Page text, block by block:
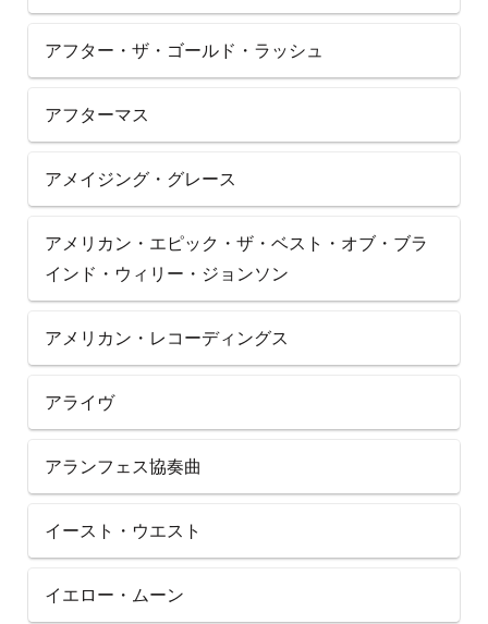
アフター・ザ・ゴールド・ラッシュ
アフターマス
アメイジング・グレース
アメリカン・エピック・ザ・ベスト・オブ・ブラ
インド・ウィリー・ジョンソン
アメリカン・レコーディングス
アライヴ
アランフェス協奏曲
イースト・ウエスト
イエロー・ムーン